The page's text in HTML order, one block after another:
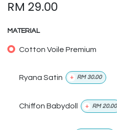
RM 29.00
MATERIAL
Cotton Voile Premium
Ryana Satin + RM 30.00
Chiffon Babydoll + RM 20.00